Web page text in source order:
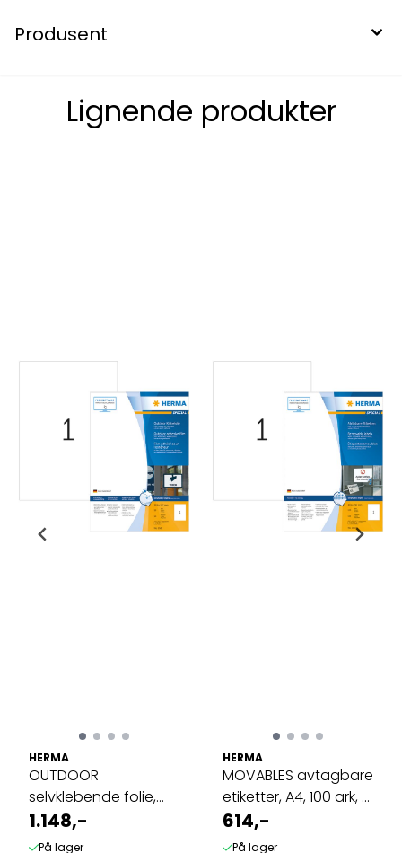
Produsent
Lignende produkter
HERMA
OUTDOOR
selvklebende folie,
A4, 50 ark, 210x297 ...
1.148,-
På lager
HERMA
MOVABLES avtagbare
etiketter, A4, 100 ark, ...
614,-
På lager